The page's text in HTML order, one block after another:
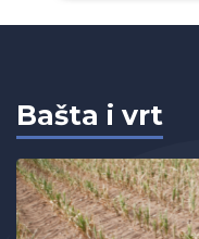
Bašta i vrt